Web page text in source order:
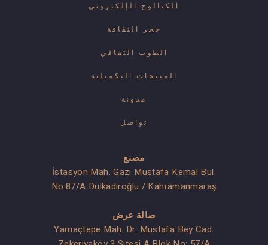
الكتالوج الإلكتروني
حجر الثقافة
الطوب الثقافي
المنتجات التكميلية
مدونة
تواصل
مصنع
İstasyon Mah. Gazi Mustafa Kemal Bul.
No:87/A Dulkadiroğlu / Kahramanmaraş
صالة عرض
Yamaçtepe Mah. Dr. Mustafa Bey Cad.